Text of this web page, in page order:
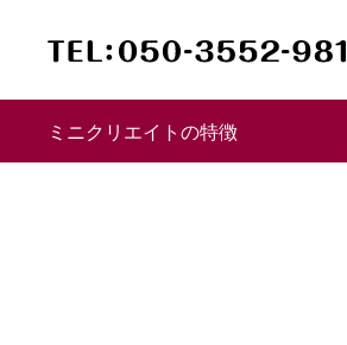
ミニクリエイトの特徴